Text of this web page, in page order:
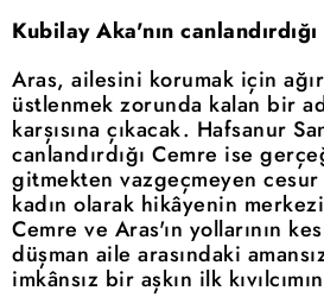
Kubilay Aka'nın
Aras, ailesini korumak için
üstlenmek zorunda kalan bir
karşısına çıkacak. Hafsanur
canlandırdığı Cemre ise
gitmekten vazgeçmeyen
kadın olarak hikâyenin
Cemre ve Aras'ın yollarının
düşman aile arasındaki
imkânsız bir aşkın ilk